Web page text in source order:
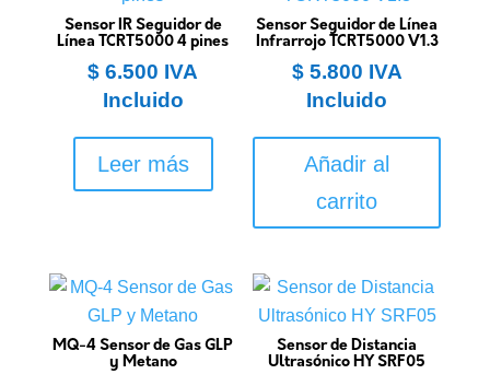
Sensor IR Seguidor de
Línea TCRT5000 4 pines
$ 6.500 IVA
Incluido
Leer más
Sensor Seguidor de Línea
Infrarrojo TCRT5000 V1.3
$5.800 IVA
Incluido
Añadir al
carrito
MQ-4 Sensor de Gas GLP
y Metano
Sensor de Distancia
Ultrasónico HY SRF05